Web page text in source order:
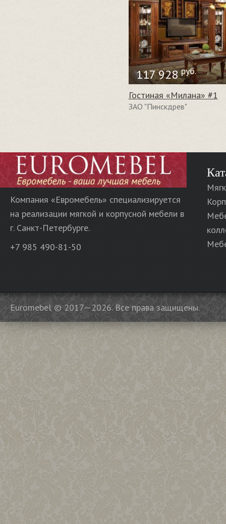
117 928 руб.
Гостиная «Милана» #1
ЗАО "Пинскдрев"
Компания «Евромебель» специализируется
на реализации мягкой и корпусной мебели в
г. Санкт-Петербурге.
+7 985 490-81-50
Euromebel © 2017—2026. Все права защищены.